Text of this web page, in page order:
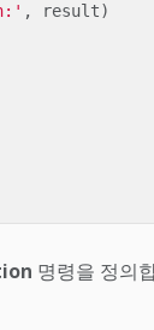
, result)
명령을 정의